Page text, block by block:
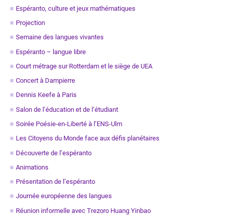
Espéranto, culture et jeux mathématiques
Projection
Semaine des langues vivantes
Espéranto – langue libre
Court métrage sur Rotterdam et le siège de UEA
Concert à Dampierre
Dennis Keefe à Paris
Salon de l’éducation et de l’étudiant
Soirée Poésie-en-Liberté à l’ENS-Ulm
Les Citoyens du Monde face aux défis planétaires
Découverte de l’espéranto
Animations
Présentation de l’espéranto
Journée européenne des langues
Réunion informelle avec Trezoro Huang Yinbao